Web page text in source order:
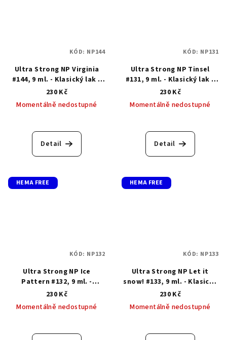
Ultra Strong NP Virginia
#144, 9 ml. - Klasický lak s
gelovým efektem
230 Kč
Momentálně nedostupné
Detail
KÓD: NP144
Ultra Strong NP Tinsel
#131, 9 ml. - Klasický lak s
gelovým efektem
230 Kč
Momentálně nedostupné
Detail
KÓD: NP131
HEMA FREE
Ultra Strong NP Ice
Pattern #132, 9 ml. -
Klasický lak s gelovým
efektem
230 Kč
Momentálně nedostupné
KÓD: NP132
HEMA FREE
Ultra Strong NP Let it
snow! #133, 9 ml. - Klasický
lak s gelovým efektem
230 Kč
Momentálně nedostupné
KÓD: NP133